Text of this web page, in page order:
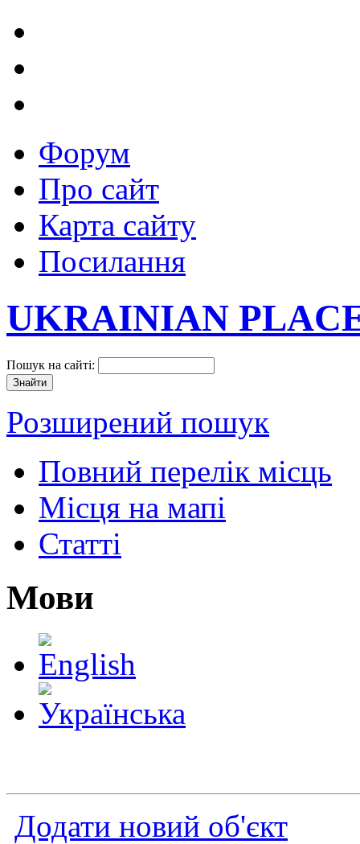
Форум
Про сайт
Карта сайту
Посилання
UKRAINIAN
Пошук на сайті:
Розширений пошук
Повний перелік місць
Місця на мапі
Статті
Мови
Додати новий об'єкт